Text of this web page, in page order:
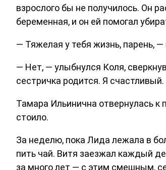
взрослого бы не получилось. Он
беременная, и он ей помогал
— Тяжелая у тебя жизнь, парень,
— Нет, — улыбнулся Коля,
сестричка родится. Я счастливый.
Тамара Ильинична отвернулась к
стоило.
За неделю, пока Лида лежала в
пить чай. Витя заезжал каждый
за много лет — с этим смешным,